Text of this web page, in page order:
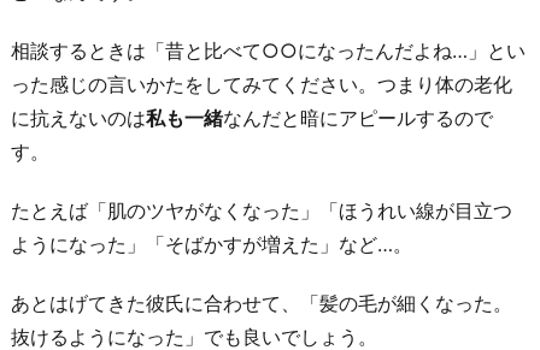
と
を
伝
え
わ
り
相談するときは「昔と比べて○○になったんだよね…」とい
った感じの言いかたをしてみてください。つまり体の老化
に抗えないのは私も一緒なんだと暗にアピールするので
す。
たとえば「肌のツヤがなくなった」「ほうれい線が目立つ
ようになった」「そばかすが増えた」など…。
あとはげてきた彼氏に合わせて、「髪の毛が細くなった。
抜けるようになった」でも良いでしょう。